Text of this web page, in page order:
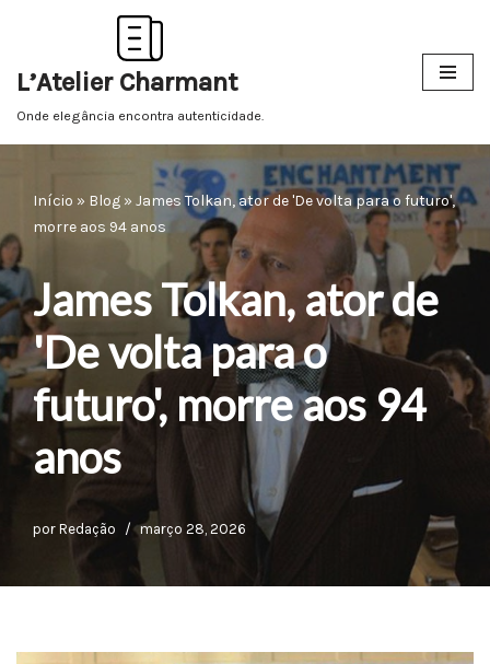
para
o
L’Atelier Charmant
Onde elegância encontra autenticidade.
Início » Blog » James Tolkan, ator de 'De volta para o futuro',
morre aos 94 anos
James Tolkan, ator de
'De volta para o
futuro', morre aos 94
anos
por Redação março 28, 2026